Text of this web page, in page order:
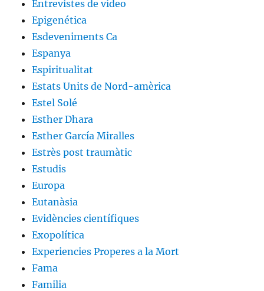
Entrevistes de vídeo
Epigenética
Esdeveniments Ca
Espanya
Espiritualitat
Estats Units de Nord-amèrica
Estel Solé
Esther Dhara
Esther García Miralles
Estrès post traumàtic
Estudis
Europa
Eutanàsia
Evidències científiques
Exopolítica
Experiencies Properes a la Mort
Fama
Familia